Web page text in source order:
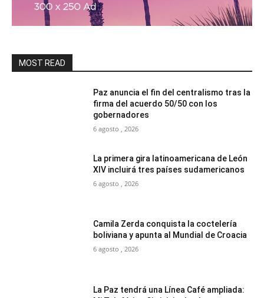
MOST READ
Paz anuncia el fin del centralismo tras la
firma del acuerdo 50/50 con los
gobernadores
6 agosto , 2026
La primera gira latinoamericana de León
XIV incluirá tres países sudamericanos
6 agosto , 2026
Camila Zerda conquista la coctelería
boliviana y apunta al Mundial de Croacia
6 agosto , 2026
La Paz tendrá una Línea Café ampliada: